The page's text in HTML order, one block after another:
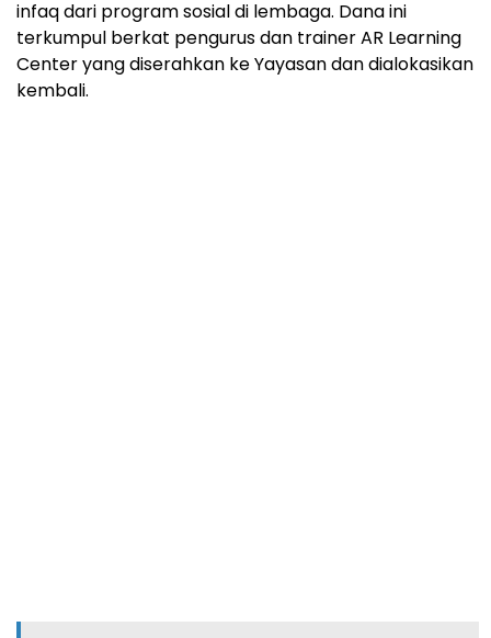
infaq dari program sosial di lembaga. Dana ini
terkumpul berkat pengurus dan trainer AR Learning
Center yang diserahkan ke Yayasan dan dialokasikan
kembali.